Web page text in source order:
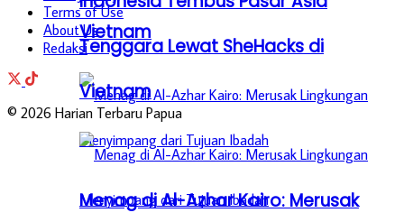
Vietnam
Menag di Al-Azhar Kairo: Merusak
Tenggara Lewat SheHacks di
Vietnam
Terms of Use
About Us
Redaksi
© 2026 Harian Terbaru Papua